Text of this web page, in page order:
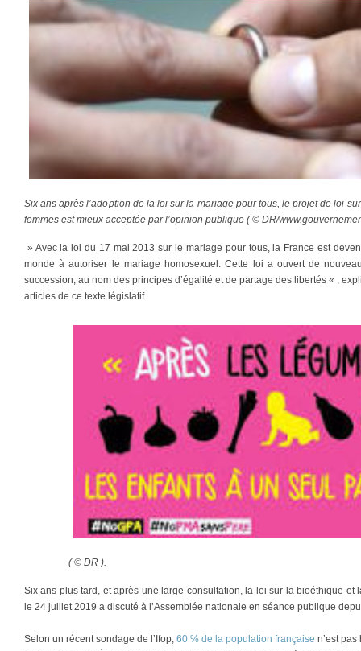
Six ans après l’adoption de la loi sur la mariage pour tous, le projet de loi
femmes est mieux acceptée par l’opinion publique ( © DR/
» Avec la loi du 17 mai 2013 sur le mariage pour tous, la France est
monde à autoriser le mariage homosexuel. Cette loi a ouvert de
succession, au nom des principes d’égalité et de partage des libertés « ,
articles de ce texte législatif.
( © DR ).
Six ans plus tard, et après une large consultation, la loi sur la bioéthique et
le 24 juillet 2019 a discuté à l’Assemblée nationale en séance publique
Selon un récent sondage de l’Ifop, 60 % de la population française n’est